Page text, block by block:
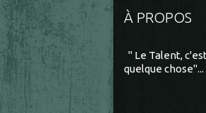
À PROPOS
" Le Talent,
quelque chose"...